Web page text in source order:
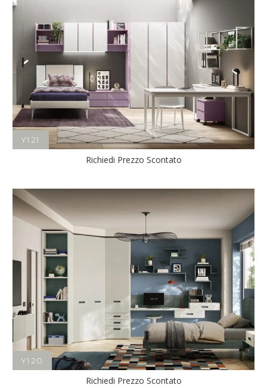
Y121
Richiedi Prezzo Scontato
Y120
Richiedi Prezzo Scontato